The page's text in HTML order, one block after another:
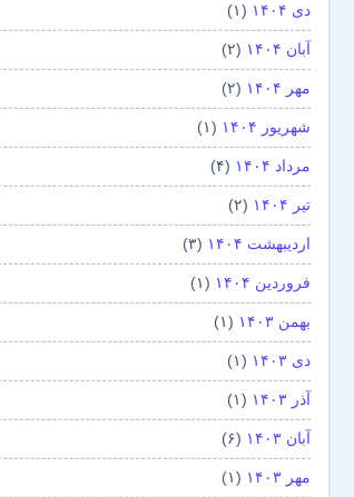
دی ۱۴۰۴ (۱)
آبان ۱۴۰۴ (۲)
مهر ۱۴۰۴ (۲)
شهریور ۱۴۰۴ (۱)
مرداد ۱۴۰۴ (۴)
تیر ۱۴۰۴ (۲)
اردیبهشت ۱۴۰۴ (۳)
فروردین ۱۴۰۴ (۱)
بهمن ۱۴۰۳ (۱)
دی ۱۴۰۳ (۱)
آذر ۱۴۰۳ (۱)
آبان ۱۴۰۳ (۶)
مهر ۱۴۰۳ (۱)